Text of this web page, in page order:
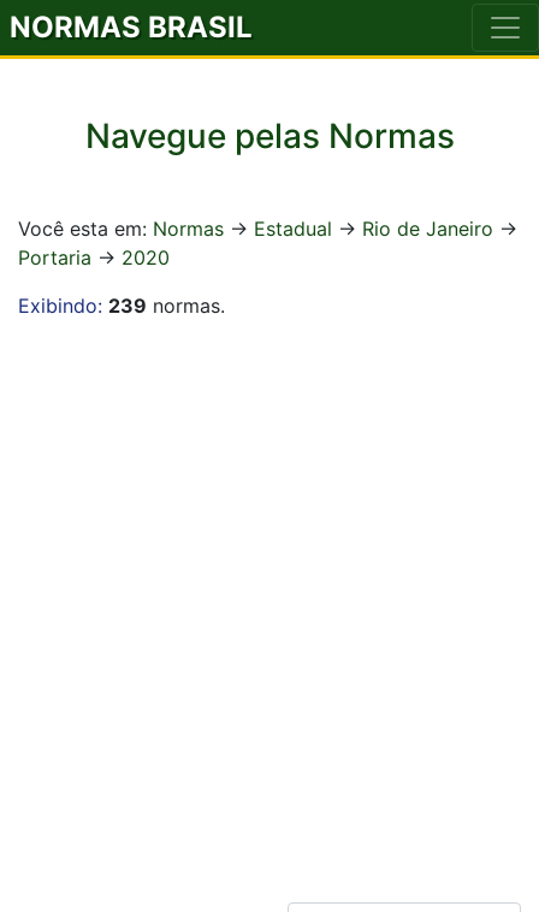
NORMAS BRASIL
Navegue pelas Normas
Você esta em: Normas -> Estadual -> Rio de Janeiro ->
Portaria -> 2020
Exibindo: 239 normas.